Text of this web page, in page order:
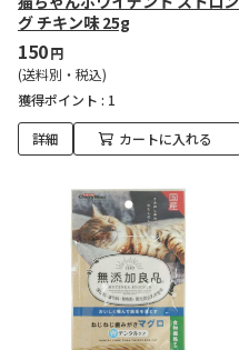
グ チキン味 25g
150円
(送料別・税込)
獲得ポイント : 1
詳細 カートに入れる